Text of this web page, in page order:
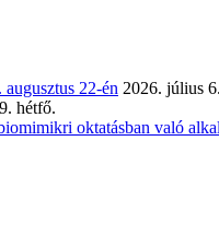
22-én 2026. július
hétfő.
oktatásban való